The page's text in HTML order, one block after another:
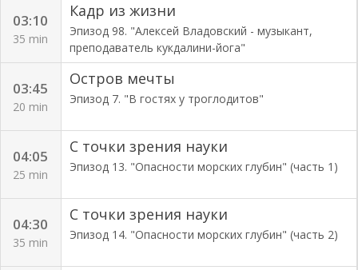
03:10
35 min
Кадр из жизни
Эпизод 98. "Алексей Владовский - музыкант,
преподаватель кукдалини-йога"
03:45
20 min
Остров мечты
Эпизод 7. "В гостях у троглодитов"
04:05
25 min
С точки зрения науки
Эпизод 13. "Опасности морских глубин" (часть 1)
04:30
35 min
С точки зрения науки
Эпизод 14. "Опасности морских глубин" (часть 2)